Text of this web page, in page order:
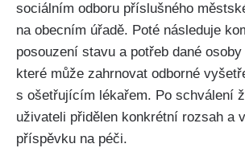
sociálním odboru příslušného
na obecním úřadě. Poté následuje
posouzení stavu a potřeb dané
které může zahrnovat odborné
s ošetřujícím lékařem. Po schválení
uživateli přidělen konkrétní rozsah a
příspěvku na péči.